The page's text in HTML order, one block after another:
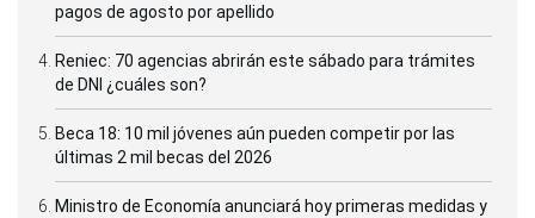
pagos de agosto por apellido
Reniec: 70 agencias abrirán este sábado para trámites
de DNI ¿cuáles son?
Beca 18: 10 mil jóvenes aún pueden competir por las
últimas 2 mil becas del 2026
Ministro de Economía anunciará hoy primeras medidas y